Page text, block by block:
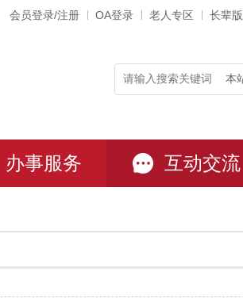
会员登录/注册 OA登录 老人专区 长辈版
办事服务 互动交流